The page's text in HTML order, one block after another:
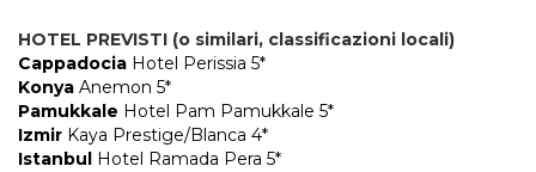
HOTEL PREVISTI (o similari, classificazioni locali)
Cappadocia Hotel Perissia 5*
Konya Anemon 5*
Pamukkale Hotel Pam Pamukkale 5*
Izmir Kaya Prestige/Blanca 4*
Istanbul Hotel Ramada Pera 5*